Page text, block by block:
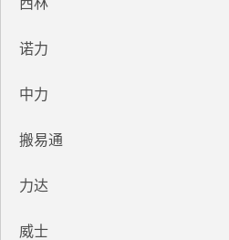
西林
诺力
中力
搬易通
力达
威士